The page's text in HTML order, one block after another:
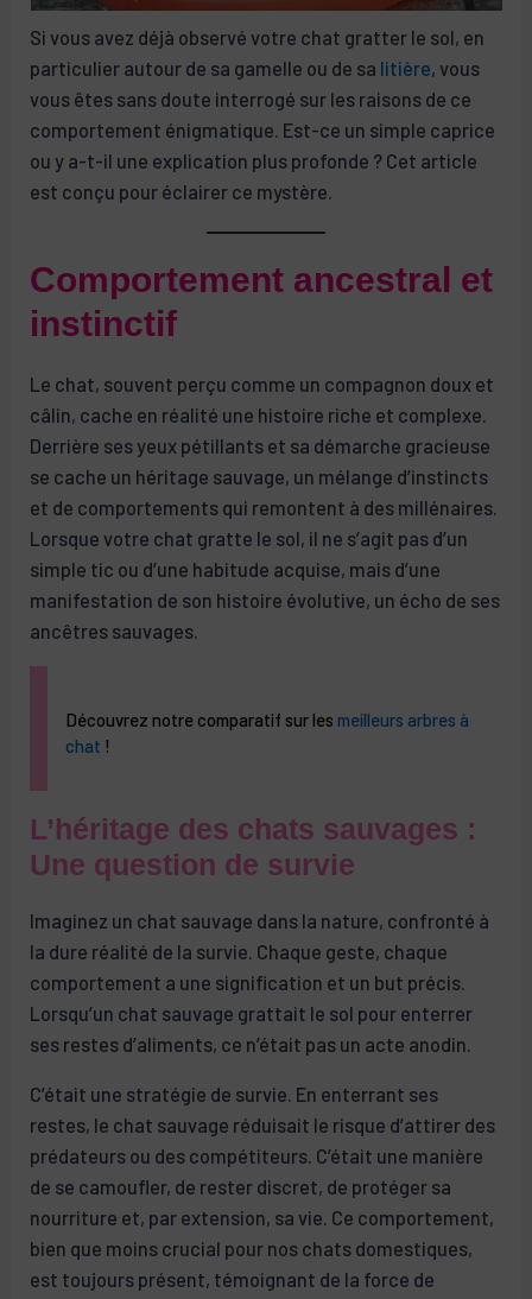
Si vous avez déjà observé votre chat gratter le sol, en
particulier autour de sa gamelle ou de sa litière, vous
vous êtes sans doute interrogé sur les raisons de ce
comportement énigmatique. Est-ce un simple caprice
ou y a-t-il une explication plus profonde ? Cet article
est conçu pour éclairer ce mystère.
Comportement ancestral et
instinctif
Le chat, souvent perçu comme un compagnon doux et
câlin, cache en réalité une histoire riche et complexe.
Derrière ses yeux pétillants et sa démarche gracieuse
se cache un héritage sauvage, un mélange d’instincts
et de comportements qui remontent à des millénaires.
Lorsque votre chat gratte le sol, il ne s’agit pas d’un
simple tic ou d’une habitude acquise, mais d’une
manifestation de son histoire évolutive, un écho de ses
ancêtres sauvages.
Découvrez notre comparatif sur lesmeilleurs arbres à
chat !
L’héritage des chats sauvages :
Une question de survie
Imaginez un chat sauvage dans la nature, confronté à
la dure réalité de la survie. Chaque geste, chaque
comportement a une signification et un but précis.
Lorsqu’un chat sauvage grattait le sol pour enterrer
ses restes d’aliments, ce n’était pas un acte anodin.
C’était une stratégie de survie. En enterrant ses
restes, le chat sauvage réduisait le risque d’attirer des
prédateurs ou des compétiteurs. C’était une manière
de se camoufler, de rester discret, de protéger sa
nourriture et, par extension, sa vie. Ce comportement,
bien que moins crucial pour nos chats domestiques,
est toujours présent, témoignant de la force de